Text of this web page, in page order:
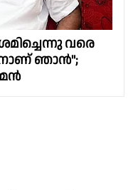
വരെ
ഞാൻ";